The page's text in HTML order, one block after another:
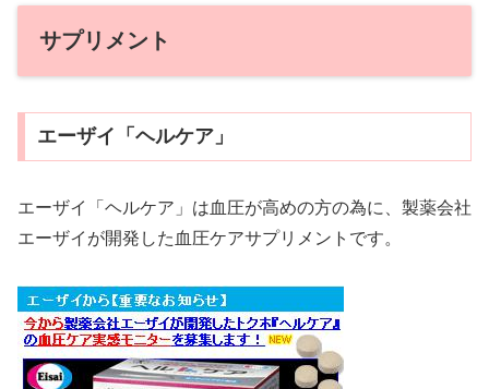
サプリメント
エーザイ「ヘルケア」
エーザイ「ヘルケア」は血圧が高めの方の為に、製薬会社
エーザイが開発した血圧ケアサプリメントです。